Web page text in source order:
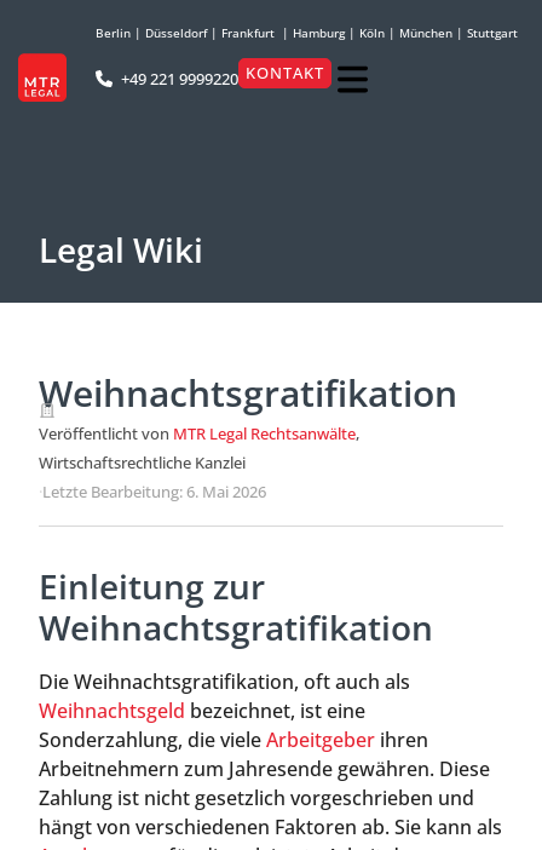
Berlin | Düsseldorf| Frankfurt | Hamburg| Köln | München | Stuttgart
+49 221 9999220 KONTAKT
Legal Wiki
Weihnachtsgratifikation
Veröffentlicht von MTR Legal Rechtsanwälte,
Wirtschaftsrechtliche Kanzlei
·Letzte Bearbeitung: 6. Mai 2026
Einleitung zur
Weihnachtsgratifikation
Die Weihnachtsgratifikation, oft auch als
Weihnachtsgeld bezeichnet, ist eine
Sonderzahlung, die vieleArbeitgeber ihren
Arbeitnehmern zum Jahresende gewähren. Diese
Zahlung ist nicht gesetzlich vorgeschrieben und
hängt von verschiedenen Faktoren ab. Sie kann als